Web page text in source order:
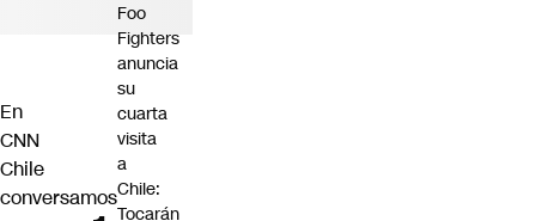
En
CNN
Chile
conversamos
Foo
Fighters
anuncia
su
cuarta
visita
a
Chile:
Tocarán